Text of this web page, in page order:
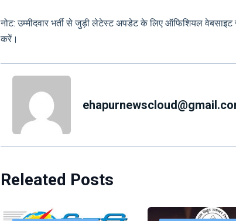
नोट: उम्मीदवार भर्ती से जुड़ी लेटेस्ट अपडेट के लिए ऑफिशियल
करें।
Releated Posts